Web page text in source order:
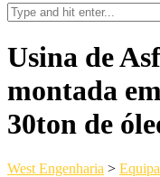
Usina de
montada
30ton de
West Engenharia >